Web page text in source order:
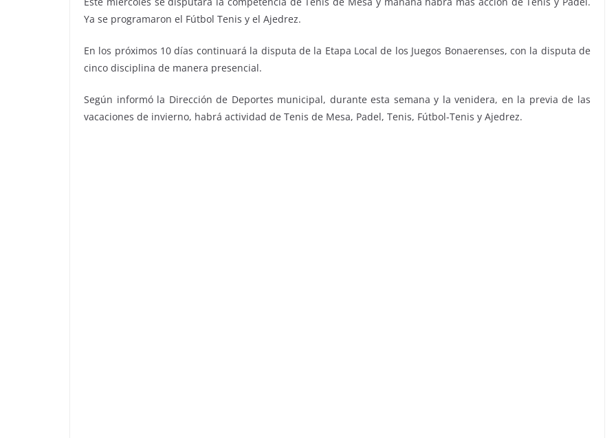
Ya se programaron el Fútbol Tenis y el Ajedrez.
En los próximos 10 días continuará la disputa de la Etapa Local de los Juegos Bonaerenses, con la disputa de
cinco disciplina de manera presencial.
Según informó la Dirección de Deportes municipal, durante esta semana y la venidera, en la previa de las
vacaciones de invierno, habrá actividad de Tenis de Mesa, Padel, Tenis, Fútbol-Tenis y Ajedrez.